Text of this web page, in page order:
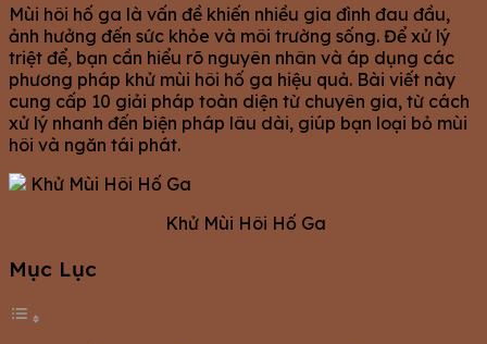
Mùi hôi hố ga là vấn đề khiến nhiều gia đình đau đầu,
ảnh hưởng đến sức khỏe và môi trường sống. Để xử lý
triệt để, bạn cần hiểu rõ nguyên nhân và áp dụng các
phương pháp khử mùi hôi hố ga hiệu quả. Bài viết này
cung cấp 10 giải pháp toàn diện từ chuyên gia, từ cách
xử lý nhanh đến biện pháp lâu dài, giúp bạn loại bỏ mùi
hôi và ngăn tái phát.
Khử Mùi Hôi Hố Ga
Mục Lục